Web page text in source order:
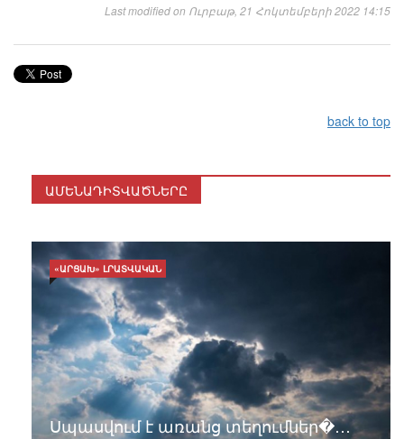
Last modified on Ուրբաթ, 21 Հոկտեմբերի 2022 14:15
back to top
ԱՄԵՆԱԴԻՏՎԱԾՆԵՐԸ
Սպասվում է առանց տեղումներ�…
«ԱՐՑԱԽ» ԼՐԱՏՎԱԿԱՆ